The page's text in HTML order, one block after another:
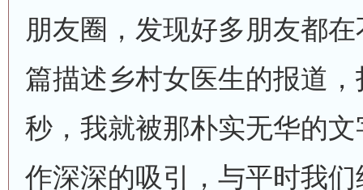
朋友圈，发现好多朋友都
篇描述乡村女医生的报道
秒，我就被那朴实无华的
作深深的吸引，与平时我